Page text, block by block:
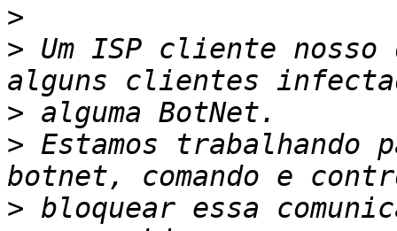
>
> Um ISP cliente
>
> Estamos
> bloquear essa